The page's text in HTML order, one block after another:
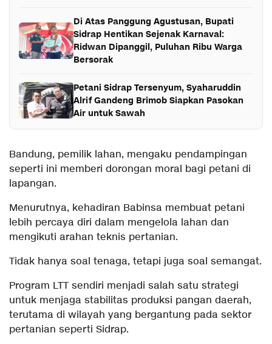
Di Atas Panggung Agustusan, Bupati
Sidrap Hentikan Sejenak Karnaval:
Ridwan Dipanggil, Puluhan Ribu Warga
Bersorak
Petani Sidrap Tersenyum, Syaharuddin
Alrif Gandeng Brimob Siapkan Pasokan
Air untuk Sawah
Bandung, pemilik lahan, mengaku pendampingan
seperti ini memberi dorongan moral bagi petani di
lapangan.
Menurutnya, kehadiran Babinsa membuat petani
lebih percaya diri dalam mengelola lahan dan
mengikuti arahan teknis pertanian.
Tidak hanya soal tenaga, tetapi juga soal semangat.
Program LTT sendiri menjadi salah satu strategi
untuk menjaga stabilitas produksi pangan daerah,
terutama di wilayah yang bergantung pada sektor
pertanian seperti Sidrap.